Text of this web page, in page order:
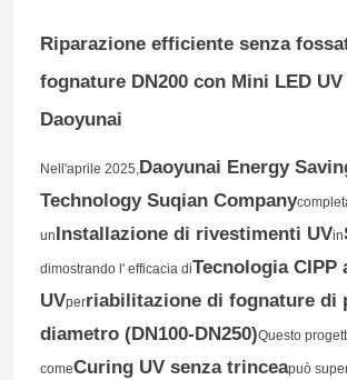
Riparazione efficiente senza
fognature DN200 con Mini LED UV
Daoyunai
Nell'aprile 2025,Daoyunai Energy
Technology Suqian Company
unInstallazione di rivestimenti UVin
dimostrando l' efficacia diTecnologia CIPP
UVperriabilitazione di fognature di
diametro (DN100-DN250)Questo
comeCuring UV senza trinceapuò